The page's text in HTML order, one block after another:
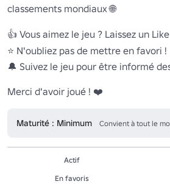
classements mondiaux 🌐
👍 Vous aimez le jeu ? Laissez un
⭐ N'oubliez pas de mettre en favori !
🔔 Suivez le jeu pour être informé
Merci d'avoir joué ! ❤️
Maturité : Minimum Convient à tout le
Actif
En favoris